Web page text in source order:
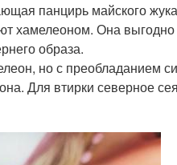
панцирь майского
хамелеоном. Она
образа.
но с преобладанием
Для втирки северное